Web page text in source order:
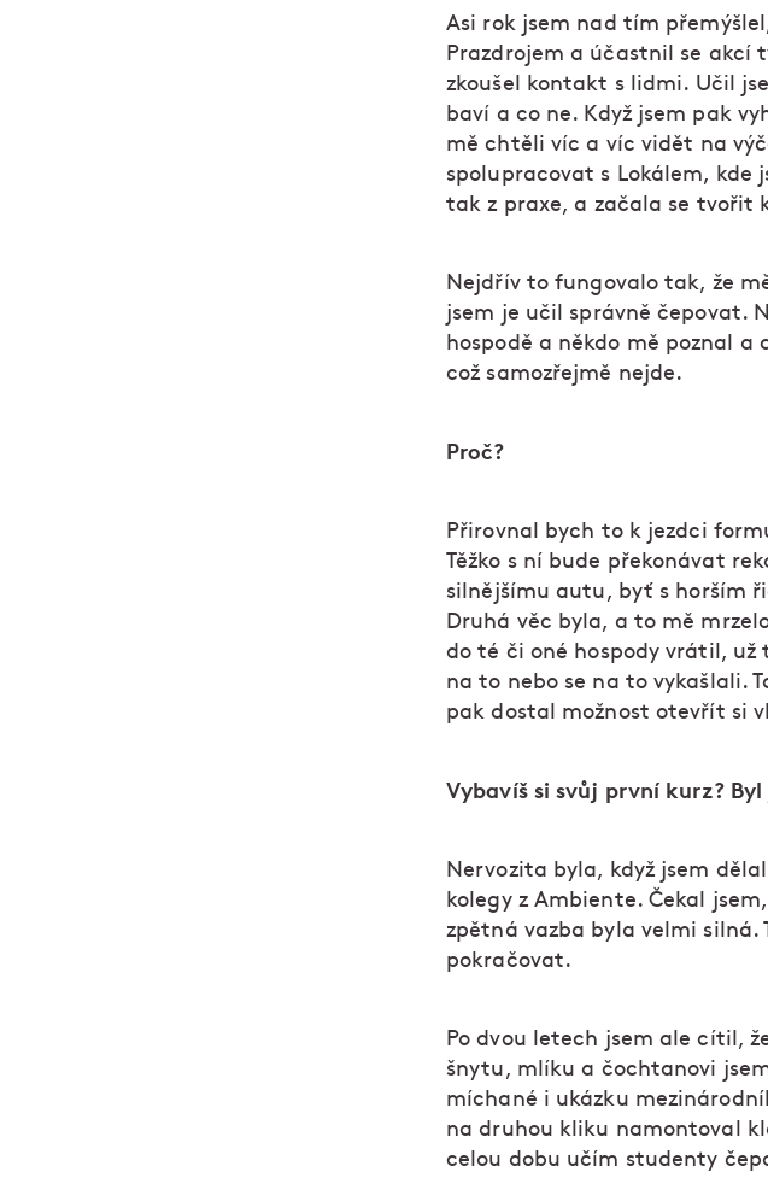
Asi rok jsem nad tím
Prazdrojem a účastnil se akcí
zkoušel kontakt s lidmi. Učil
baví a co ne. Když jsem pak
mě chtěli víc a víc vidět na
spolupracovat s Lokálem, kde
tak z praxe, a začala se tvořit
Nejdřív to fungovalo tak, že
jsem je učil správně čepovat.
hospodě a někdo mě poznal
což samozřejmě nejde.
Proč?
Přirovnal bych to k jezdci
Těžko s ní bude překonávat
silnějšímu autu, byť s horším
Druhá věc byla, a to mě
do té či oné hospody vrátil,
na to nebo se na to vykašlali.
pak dostal možnost otevřít si
Vybavíš si svůj první kurz?
Nervozita byla, když jsem
kolegy z Ambiente. Čekal
zpětná vazba byla velmi silná.
pokračovat.
Po dvou letech jsem ale cítil,
šnytu, mlíku a čochtanovi
míchané i ukázku
na druhou kliku namontoval
celou dobu učím studenty